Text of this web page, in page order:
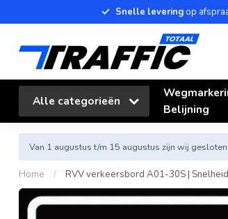
Snelle leveringop
Alle categorieën
Belijning
Van 1 augustus t/m 15 augustus zijn wij
Home / RVV verkeersbord A01-30S |